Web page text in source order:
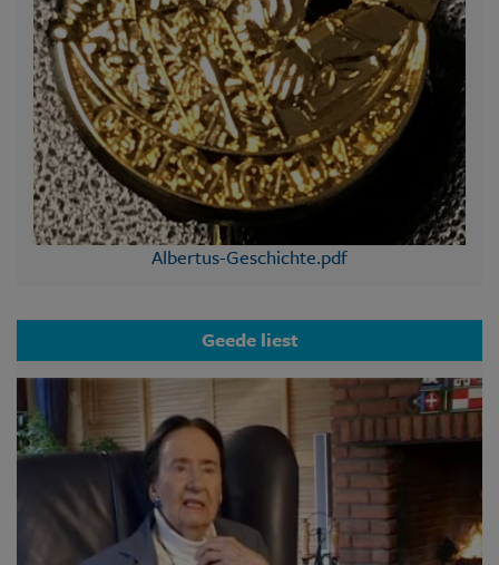
Albertus-Geschichte.pdf
Geede liest